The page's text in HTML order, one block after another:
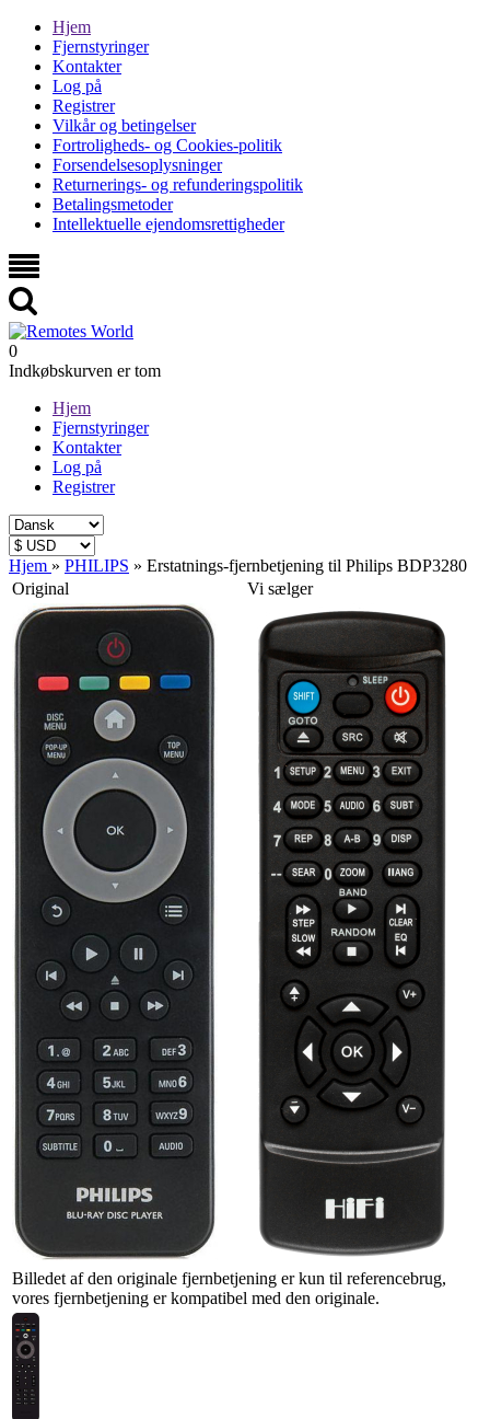
Hjem
Fjernstyringer
Kontakter
Log på
Registrer
Vilkår og betingelser
Fortroligheds- og Cookies-politik
Forsendelsesoplysninger
Returnerings- og refunderingspolitik
Betalingsmetoder
Intellektuelle ejendomsrettigheder
0
Indkøbskurven er tom
Hjem
Fjernstyringer
Kontakter
Log på
Registrer
Hjem » PHILIPS » Erstatnings-fjernbetjening til Philips BDP3280
Original
Vi sælger
Billedet af den originale fjernbetjening er kun til referencebrug,
vores fjernbetjening er kompatibel med den originale.